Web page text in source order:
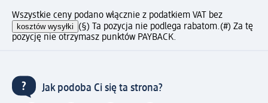
Wszystkie ceny podano włącznie z podatkiem VAT bez
kosztów wysyłki (§) Ta pozycja nie podlega rabatom.(#) Za tę
pozycję nie otrzymasz punktów PAYBACK.
Jak podoba Ci się ta strona?